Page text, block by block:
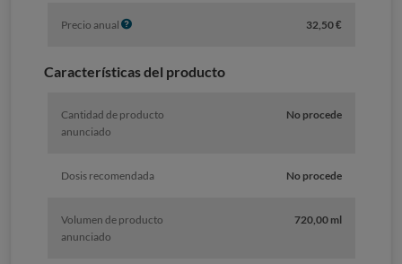
Precio anual I
o
32,50 €
Características del producto
Cantidad de producto
anunciado
No procede
Dosis recomendada No procede
Volumen de producto
anunciado
720,00 ml